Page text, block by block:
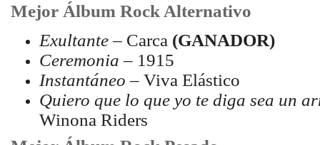
Mejor Álbum Rock Alternativo
Exultante– Carca (GANADOR)
Ceremonia – 1915
Instantáneo – Viva Elástico
Quiero que lo que yo te diga sea un
Winona Riders